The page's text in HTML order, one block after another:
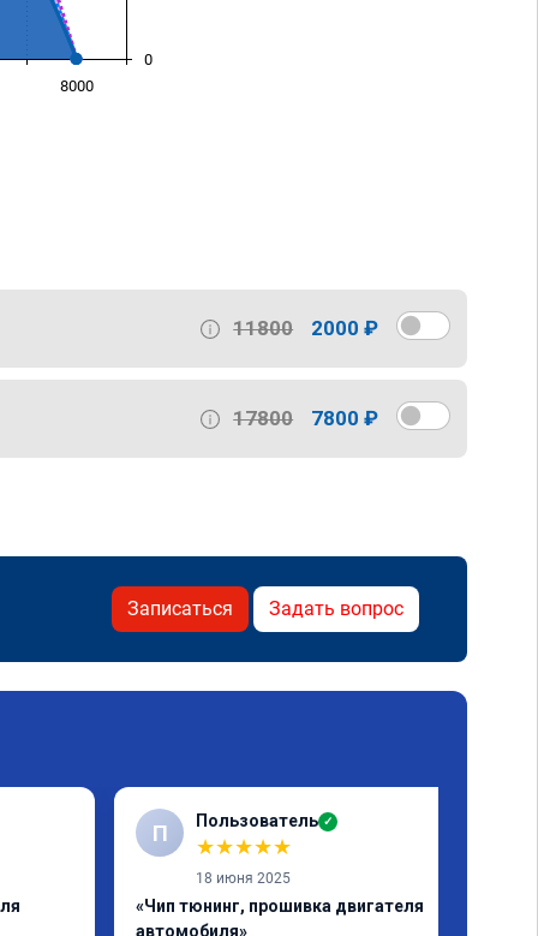
8000
0
11800 2000 ₽
17800 7800 ₽
Записаться Задать вопрос
П Пользователь ✓
★★★★★
18 июня 2025
«Чип тюнинг, прошивка двигателя
автомобиля»